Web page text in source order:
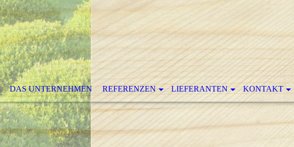
DAS UNTERNEHMEN REFERENZEN LIEFERANTEN KONTAKT